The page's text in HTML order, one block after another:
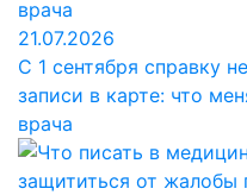
21.07.2026
С 1 сентября справку
записи в карте: что
врача